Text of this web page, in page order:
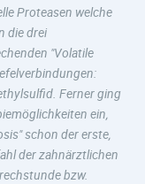
Proteasen welche
die drei
"Volatile
Ferner ging
ein,
schon der erste,
der zahnärztlichen
bzw.